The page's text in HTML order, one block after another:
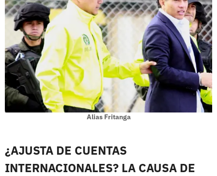
Alias Fritanga
¿AJUSTA DE CUENTAS
INTERNACIONALES? LA CAUSA DE